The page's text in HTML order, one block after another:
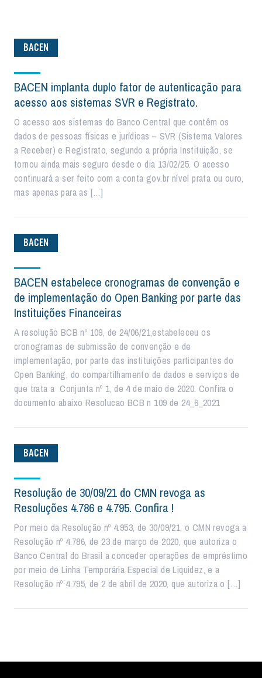
BACEN
BACEN implanta duplo fator de autenticação para
acesso aos sistemas SVR e Registrato.
O acesso aos sistemas do Banco Central que contêm os
dados de pessoas físicas e jurídicas – SVR (Sistema Valores
a Receber) e Registrato, segundo a própria Instituição, se
tornou ainda mais seguro desde o dia 13/02/25. O acesso
continuará a ser feito com a conta gov.br nível prata ou ouro,
mas apenas para as […]
BACEN
BACEN estabelece cronogramas de convenção e
de implementação do Open Banking por parte das
Instituições Financeiras
A resolução BCB nº 109, de 24/06/21,estabeleceu os
cronogramas de submissão de convenção e de
implementação, por parte das instituições participantes do
Open Banking, do compartilhamento de dados e serviços de
que trata a Conjunta nº 1, de 4 de maio de 2020. Confira o
documento abaixo Resolucao BCB n 109 de 24_6_2021
BACEN
Resolução de 30/09/21 do CMN revoga as
Resoluções 4.786 e 4.795. Confira !
Por meio da Resolução nº 4.953, de 30/09/21, o CMN revoga a
Resolução nº 4.786, de 23 de março de 2020, que autoriza o
Banco Central do Brasil a conceder operações de empréstimo
por meio de Linha Temporária Especial de Liquidez, e a
Resolução nº 4.795, de 2 de abril de 2020, que autoriza o […]